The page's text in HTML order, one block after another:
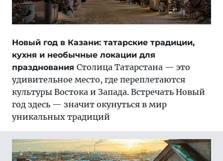
Новый год в Казани: татарские традиции,
кухня и необычные локации для
празднования Столица Татарстана — это
удивительное место, где переплетаются
культуры Востока и Запада. Встречать Новый
год здесь — значит окунуться в мир
уникальных традиций